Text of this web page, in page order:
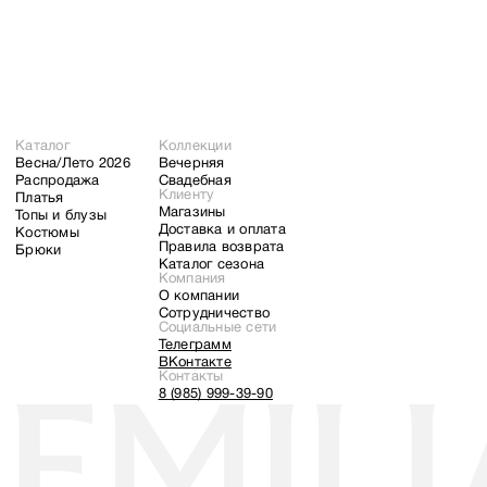
Каталог
Весна/Лето 2026
Распродажа
Платья
Топы и блузы
Костюмы
Брюки
Коллекции
Вечерняя
Свадебная
Клиенту
Магазины
Доставка и оплата
Правила возврата
Каталог сезона
Компания
О компании
Сотрудничество
Социальные сети
Телеграмм
ВКонтакте
Контакты
8 (985) 999-39-90